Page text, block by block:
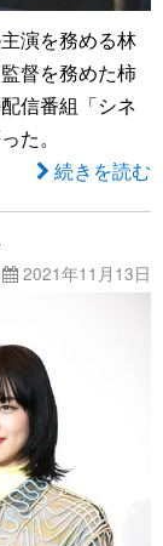
演を務める林
督を務めた柿
信番組「シネ
た。
続きを読む
2021年11月13日